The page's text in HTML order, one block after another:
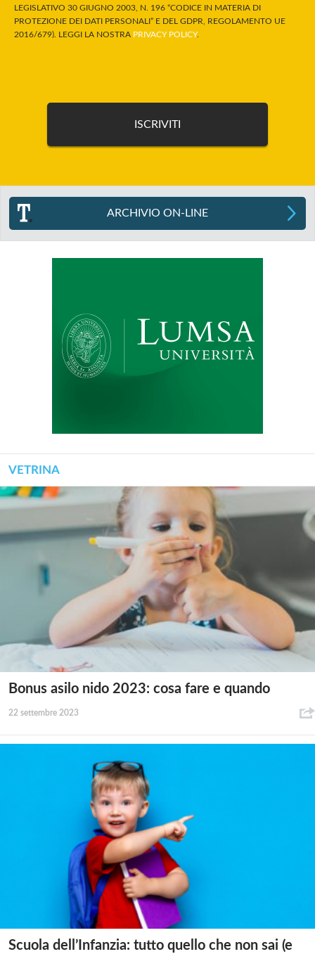
LEGISLATIVO 30 GIUGNO 2003, N. 196 “CODICE IN MATERIA DI
PROTEZIONE DEI DATI PERSONALI” E DEL GDPR, REGOLAMENTO UE
2016/679). LEGGI LA NOSTRA PRIVACY POLICY.
ARCHIVIO ON-LINE
VETRINA
Bonus asilo nido 2023: cosa fare e quando
22 settembre 2023
Scuola dell’Infanzia: tutto quello che non sai (e